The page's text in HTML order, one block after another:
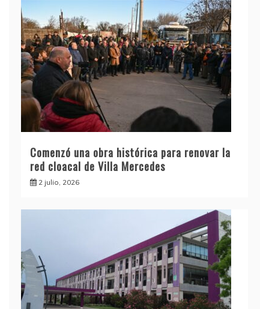
Comenzó una obra histórica para renovar la
red cloacal de Villa Mercedes
2 julio, 2026